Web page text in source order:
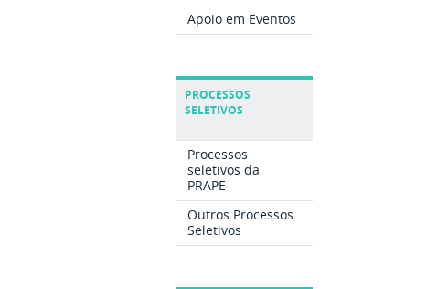
Apoio em Eventos
PROCESSOS
SELETIVOS
Processos
seletivos da
PRAPE
Outros Processos
Seletivos